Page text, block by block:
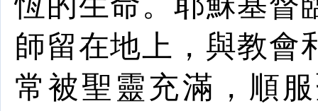
師留在地上，與教會
常被聖靈充滿，順